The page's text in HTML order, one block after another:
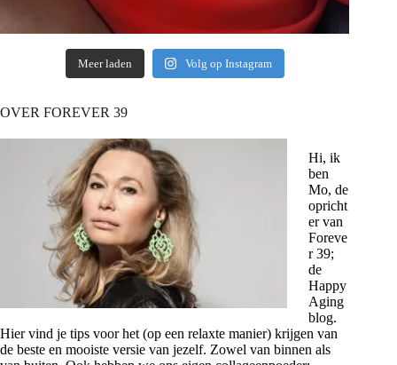
Meer laden Volg op Instagram
OVER FOREVER 39
Hi, ik
ben
Mo, de
opricht
er van
Foreve
r 39;
de
Happy
Aging
blog.
Hier vind je tips voor het (op een relaxte manier) krijgen van
de beste en mooiste versie van jezelf. Zowel van binnen als